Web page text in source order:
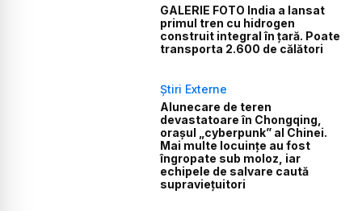
GALERIE FOTO India a lansat
primul tren cu hidrogen
construit integral în țară. Poate
transporta 2.600 de călători
Știri Externe
Alunecare de teren
devastatoare în Chongqing,
orașul „cyberpunk” al Chinei.
Mai multe locuințe au fost
îngropate sub moloz, iar
echipele de salvare caută
supraviețuitori